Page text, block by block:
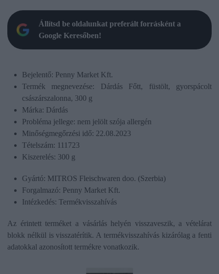
Állítsd be oldalunkat preferált forrásként a
Google Keresőben!
Bejelentő: Penny Market Kft.
Termék megnevezése: Dárdás Főtt, füstölt, gyorspácolt
császárszalonna, 300 g
Márka: Dárdás
Probléma jellege: nem jelölt szója allergén
Minőségmegőrzési idő: 22.08.2023
Tételszám: 111723
Kiszerelés: 300 g
Gyártó: MITROS Fleischwaren doo. (Szerbia)
Forgalmazó: Penny Market Kft.
Intézkedés: Termékvisszahívás
Az érintett terméket a vásárlás helyén visszaveszik, a vételárat
blokk nélkül is visszatérítik. A termékvisszahívás kizárólag a fenti
adatokkal azonosított termékre vonatkozik.